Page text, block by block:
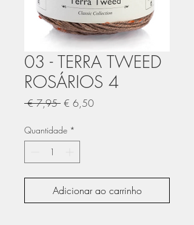
03 - TERRA TWEED
ROSÁRIOS 4
€ 7,95 Preço
€ 6,50Preço
Quantidade *
Adicionar ao carrinho